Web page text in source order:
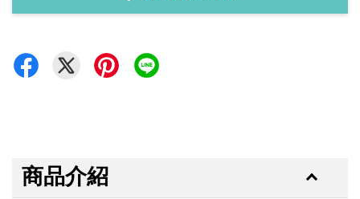
商品介紹